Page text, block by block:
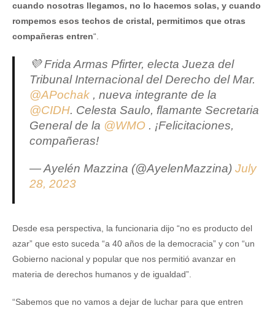
cuando nosotras llegamos, no lo hacemos solas, y cuando
rompemos esos techos de cristal, permitimos que otras
compañeras entren“.
💜 Frida Armas Pfirter, electa Jueza del
Tribunal Internacional del Derecho del Mar.
@APochak , nueva integrante de la
@CIDH. Celesta Saulo, flamante Secretaria
General de la @WMO . ¡Felicitaciones,
compañeras!
— Ayelén Mazzina (@AyelenMazzina) July
28, 2023
Desde esa perspectiva, la funcionaria dijo “no es producto del
azar” que esto suceda “a 40 años de la democracia” y con “un
Gobierno nacional y popular que nos permitió avanzar en
materia de derechos humanos y de igualdad”.
“Sabemos que no vamos a dejar de luchar para que entren